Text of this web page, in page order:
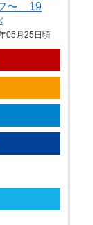
〜 19
05月25日頃